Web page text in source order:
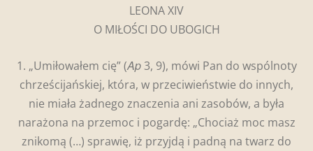
LEONA XIV
O MIŁOŚCI DO UBOGICH
1. „Umiłowałem cię” (Ap3, 9), mówi Pan do wspólnoty
chrześcijańskiej, która, w przeciwieństwie do innych,
nie miała żadnego znaczenia ani zasobów, a była
narażona na przemoc i pogardę: „Chociaż moc masz
znikomą (…) sprawię, iż przyjdą i padną na twarz do